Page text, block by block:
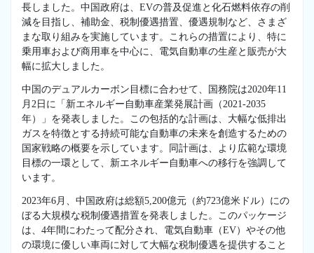
長しました。中国政府は、EVの普及促進と化石燃料依存の削
減を目指し、補助金、税制優遇措置、優遇規制など、さまざ
まな取り組みを実施しています。これらの措置により、特に
乗用車および商用車を中心に、電気自動車の生産と販売が大
幅に拡大しました。
中国のデュアルカーボン目標に合わせて、国務院は2020年11
月2日に「新エネルギー自動車産業発展計画（2021-2035
年）」を発表しました。この包括的な計画は、大幅な低排出
ガスを特徴とする持続可能な自動車の未来を創造するための
国家戦略の概要を示しています。同計画は、より広範な環境
目標の一環として、新エネルギー自動車への移行を強調して
います。
2023年6月、中国政府は総額5,200億元（約723億米ドル）にの
ぼる大規模な税制優遇措置を発表しました。このパッケージ
は、4年間にわたって配分され、電気自動車（EV）やその他
の環境に優しい車両に対して大幅な税制優遇を提供すること